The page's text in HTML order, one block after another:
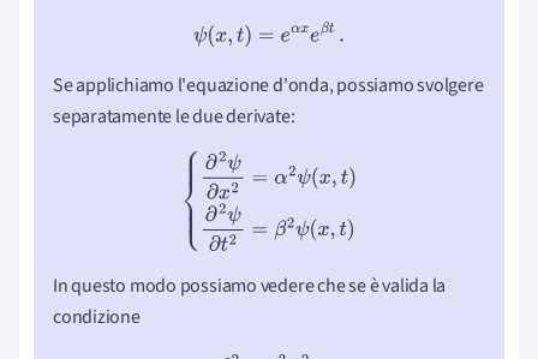
ψ(x,t) =e αxeβt.
Se applichiamo l'equazione d'onda, possiamo svolgere
separatamente le due derivate:
x =α2ψ ∂2ψ∂t2= β2
In questo modo possiamo vedere che se è valida la
condizione